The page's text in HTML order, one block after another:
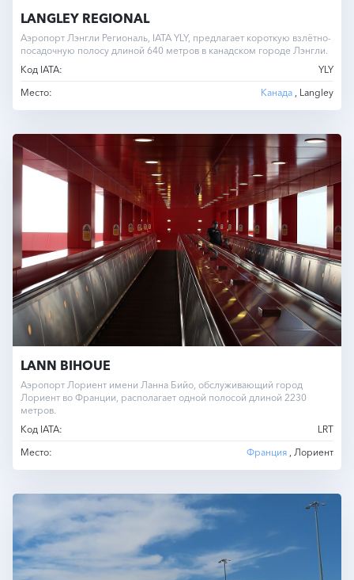
LANGLEY REGIONAL
Аэропорт Лэнгли Региональ, IATA YLY, предлагает короткую взлётно-
посадочную полосу длиной 640 метров в канадском городе Лэнгли.
Код IATA:
YLY
Место:
Канада , Langley
LANN BIHOUE
Аэропорт Лориент имени Ланна Бийо, обслуживающий город
Лориент во Франции, располагает одной полосой длиной 2230
метров.
Код IATA:
LRT
Место:
Франция , Лориент